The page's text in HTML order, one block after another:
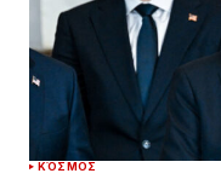
ΚΌΣΜΟΣ